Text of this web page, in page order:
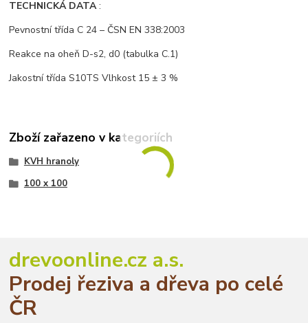
TECHNICKÁ DATA:
Pevnostní třída C 24 – ČSN EN 338:2003
Reakce na oheň D-s2, d0 (tabulka C.1)
Jakostní třída S10TS Vlhkost 15 ± 3 %
Zboží zařazeno v kategoriích
KVH hranoly
100 x 100
drevoonline.cz a.s.
Prodej řeziva a dřeva po celé
ČR